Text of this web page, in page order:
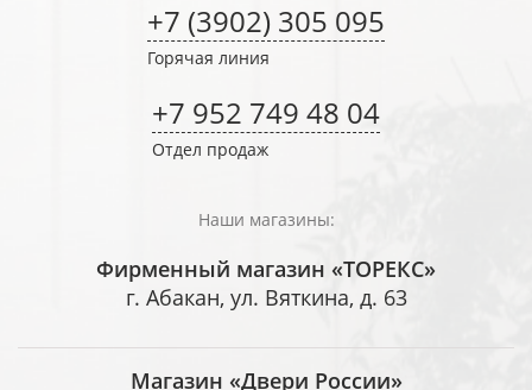
+7 (3902) 305 095
Горячая линия
+7 952 749 48 04
Отдел продаж
Наши магазины:
Фирменный магазин «ТОРЕКС»
г. Абакан, ул. Вяткина, д. 63
Магазин «Двери России»